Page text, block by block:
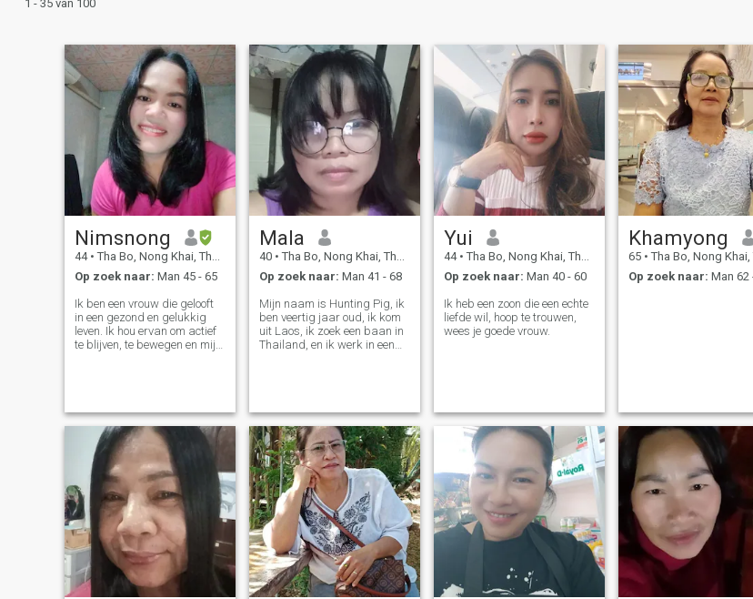
1 - 35 van 100
Nimsnong
44 • Tha Bo, Nong Khai, Thailand
Op zoek naar: Man 45 - 65
Ik ben een vrouw die gelooft
in een gezond en gelukkig
leven. Ik hou ervan om actief
te blijven, te bewegen en mijn
van het delen van goede
energie met anderen. Ik ben
hier niet voor spelletjes of
korte termijn afspraken. Mijn
hart is open voor een man die
vriendelijk, echt en klaar is
om samen iets waarachtigs
te bouwen. Ik geloof in
langdurige liefde, respect en
groeien naast elkaar. Ik
waardeer eerlijkheid,
loyaliteit en goede
communicatie. Ik ben ook blij
om van andere culturen te
Mala
40 • Tha Bo, Nong Khai, Thailand
Op zoek naar: Man 41 - 68
Mijn naam is Hunting Pig, ik
ben veertig jaar oud, ik kom
uit Laos, ik zoek een baan in
Thailand, en ik werk in een
achthonderd baht, ik woon
met een kind, en nu voel ik me
eenzaam.
Yui
44 • Tha Bo, Nong Khai, Thailand
Op zoek naar: Man 40 - 60
Ik heb een zoon die een echte
liefde wil, hoop te trouwen,
wees je goede vrouw.
Khamyong
65 • Tha Bo, Nong Khai,
Op zoek naar: Man 62